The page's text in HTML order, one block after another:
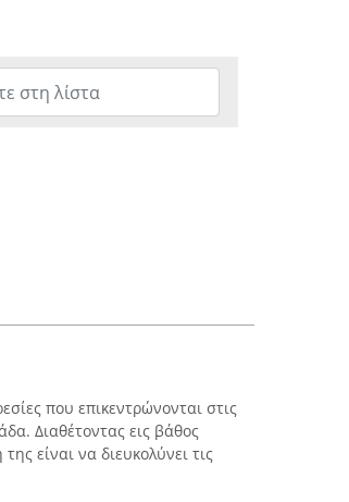
που επικεντρώνονται στις
Διαθέτοντας εις βάθος
είναι να διευκολύνει τις